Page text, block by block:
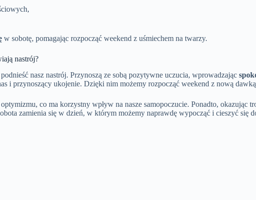
w sobotę, pomagając rozpocząć weekend z uśmiechem na twarzy.
nastrój?
nasz nastrój. Przynoszą ze sobą pozytywne uczucia, wprowadzając
i przynoszący ukojenie. Dzięki nim możemy rozpocząć weekend z nową dawką
co ma korzystny wpływ na nasze samopoczucie. Ponadto,
zamienia się w dzień, w którym możemy naprawdę wypocząć i cieszyć się